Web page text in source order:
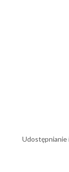
Udostępnianie